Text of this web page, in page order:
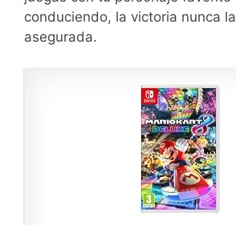
conduciendo, la victoria nunca
asegurada.